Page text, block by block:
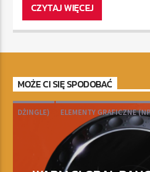
CZYTAJ WIĘCEJ
MOŻE CI SIĘ SPODOBAĆ
DŻINGLE) ELEMENTY GRAFICZNE
MUZYKA/MIKS DJ-SKI OUTRO